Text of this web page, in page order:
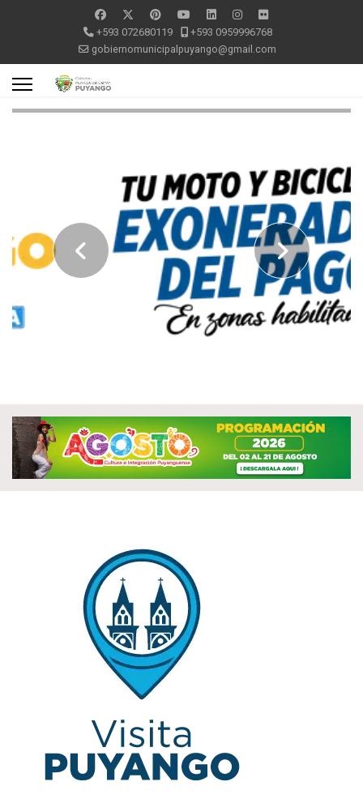
+593 072680119
+593 0959996768
gobiernomunicipalpuyango@gmail.com